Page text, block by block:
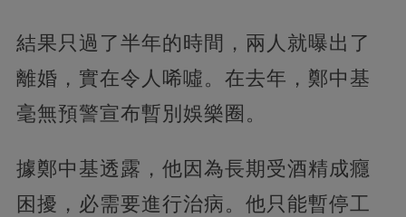
結果只過了半年的時間，兩人就曝出了
離婚，實在令人唏噓。在去年，鄭中基
毫無預警宣布暫別娛樂圈。
據鄭中基透露，他因為長期受酒精成癮
困擾，必需要進行治病。他只能暫停工